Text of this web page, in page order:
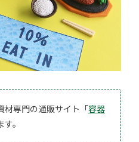
材専門の通販サイト「容器
。